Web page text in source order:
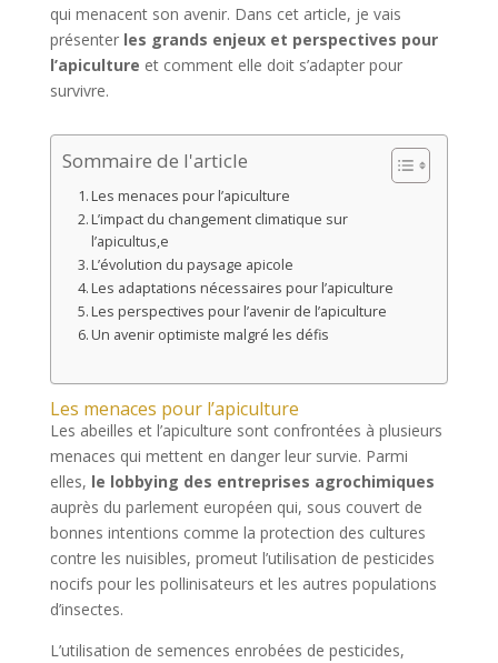
qui menacent son avenir. Dans cet article, je vais
présenter les grands enjeux et perspectives pour
l’apiculture et comment elle doit s’adapter pour
survivre.
Sommaire de l'article
Les menaces pour l’apiculture
L’impact du changement climatique sur
l’apicultus,e
L’évolution du paysage apicole
Les adaptations nécessaires pour l’apiculture
Les perspectives pour l’avenir de l’apiculture
Un avenir optimiste malgré les défis
Les menaces pour l’apiculture
Les abeilles et l’apiculture sont confrontées à plusieurs
menaces qui mettent en danger leur survie. Parmi
elles, le lobbying des entreprises agrochimiques
auprès du parlement européen qui, sous couvert de
bonnes intentions comme la protection des cultures
contre les nuisibles, promeut l’utilisation de pesticides
nocifs pour les pollinisateurs et les autres populations
d’insectes.
L’utilisation de semences enrobées de pesticides,